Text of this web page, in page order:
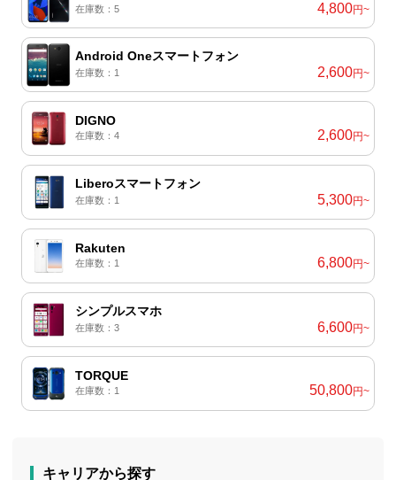
在庫数：5 4,800円~
Android Oneスマートフォン
在庫数：1 2,600円~
DIGNO
在庫数：4 2,600円~
Liberoスマートフォン
在庫数：1 5,300円~
Rakuten
在庫数：1 6,800円~
シンプルスマホ
在庫数：3 6,600円~
TORQUE
在庫数：1 50,800円~
キャリアから探す